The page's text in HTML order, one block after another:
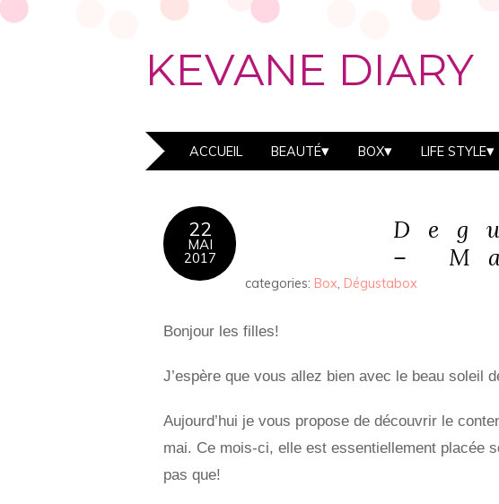
KEVANE DIARY
ACCUEIL BEAUTÉ BOX LIFE STYLE
22
MAI
2017
–
categories: Box, Dégustabox
Bonjour les filles!
J’espère que vous allez bien avec le beau soleil
Aujourd’hui je vous propose de découvrir le
mai. Ce mois-ci, elle est essentiellement placée
pas que!